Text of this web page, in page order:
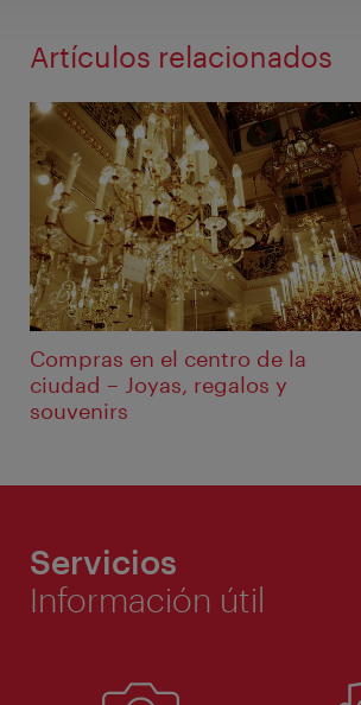
Artículos relacionados
Compras en el centro de la
ciudad – Joyas, regalos y
souvenirs
Servicios
Información útil